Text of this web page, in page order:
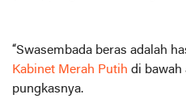
“Swasembada beras adalah
Kabinet Merah Putih di bawah
pungkasnya.